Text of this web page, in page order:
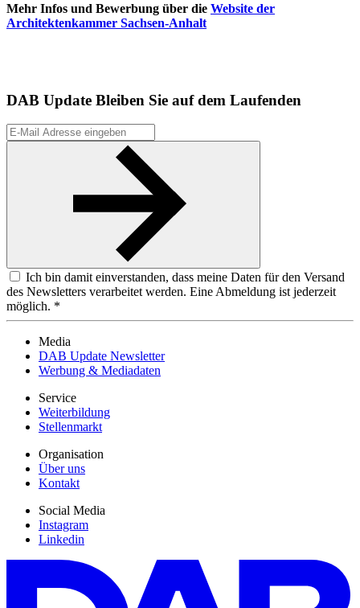
Mehr Infos und Bewerbung über die Website der
Architektenkammer Sachsen-Anhalt
DAB Update Bleiben Sie auf dem Laufenden
Ich bin damit einverstanden, dass meine Daten für den Versand
des Newsletters verarbeitet werden. Eine Abmeldung ist jederzeit
möglich. *
Media
DAB Update Newsletter
Werbung & Mediadaten
Service
Weiterbildung
Stellenmarkt
Organisation
Über uns
Kontakt
Social Media
Instagram
Linkedin